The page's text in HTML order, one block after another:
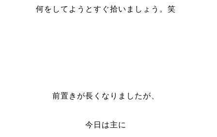
何をしてようとすぐ拾いましょう。笑
前置きが長くなりましたが、
今日は主に